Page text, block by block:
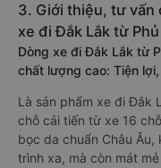
3. Giới thiệu, tư vấn
xe đi Đắk Lắk từ
Dòng xe đi Đắk Lắk từ
chất lượng cao: Tiện
Là sản phẩm xe đi Đắk
chỗ cải tiến từ xe 16
bọc da chuẩn Châu Âu,
trình xa, mà còn mát